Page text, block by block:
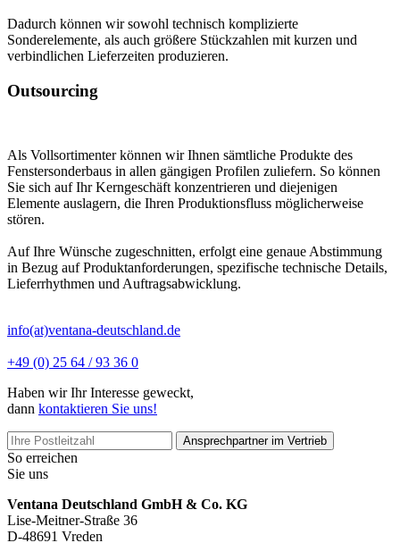
Dadurch können wir sowohl technisch komplizierte
Sonderelemente, als auch größere Stückzahlen mit kurzen und
verbindlichen Lieferzeiten produzieren.
Outsourcing
Als Vollsortimenter können wir Ihnen sämtliche Produkte des
Fenstersonderbaus in allen gängigen Profilen zuliefern. So können
Sie sich auf Ihr Kerngeschäft konzentrieren und diejenigen
Elemente auslagern, die Ihren Produktionsfluss möglicherweise
stören.
Auf Ihre Wünsche zugeschnitten, erfolgt eine genaue Abstimmung
in Bezug auf Produktanforderungen, spezifische technische Details,
Lieferrhythmen und Auftragsabwicklung.
info(at)ventana-deutschland.de
+49 (0) 25 64 / 93 36 0
Haben wir Ihr Interesse geweckt,
dann kontaktieren Sie uns!
Ansprechpartner im Vertrieb
So erreichen
Sie uns
Ventana Deutschland GmbH & Co. KG
Lise-Meitner-Straße 36
D-48691 Vreden